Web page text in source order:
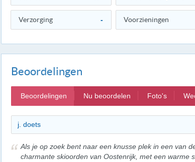
Verzorging - Voorzieningen
Beoordelingen
Beoordelingen Nu beoordelen Foto's
j. doets
Als je op zoek bent naar een knusse plek in een van
charmante skioorden van Oostenrijk, met een warme